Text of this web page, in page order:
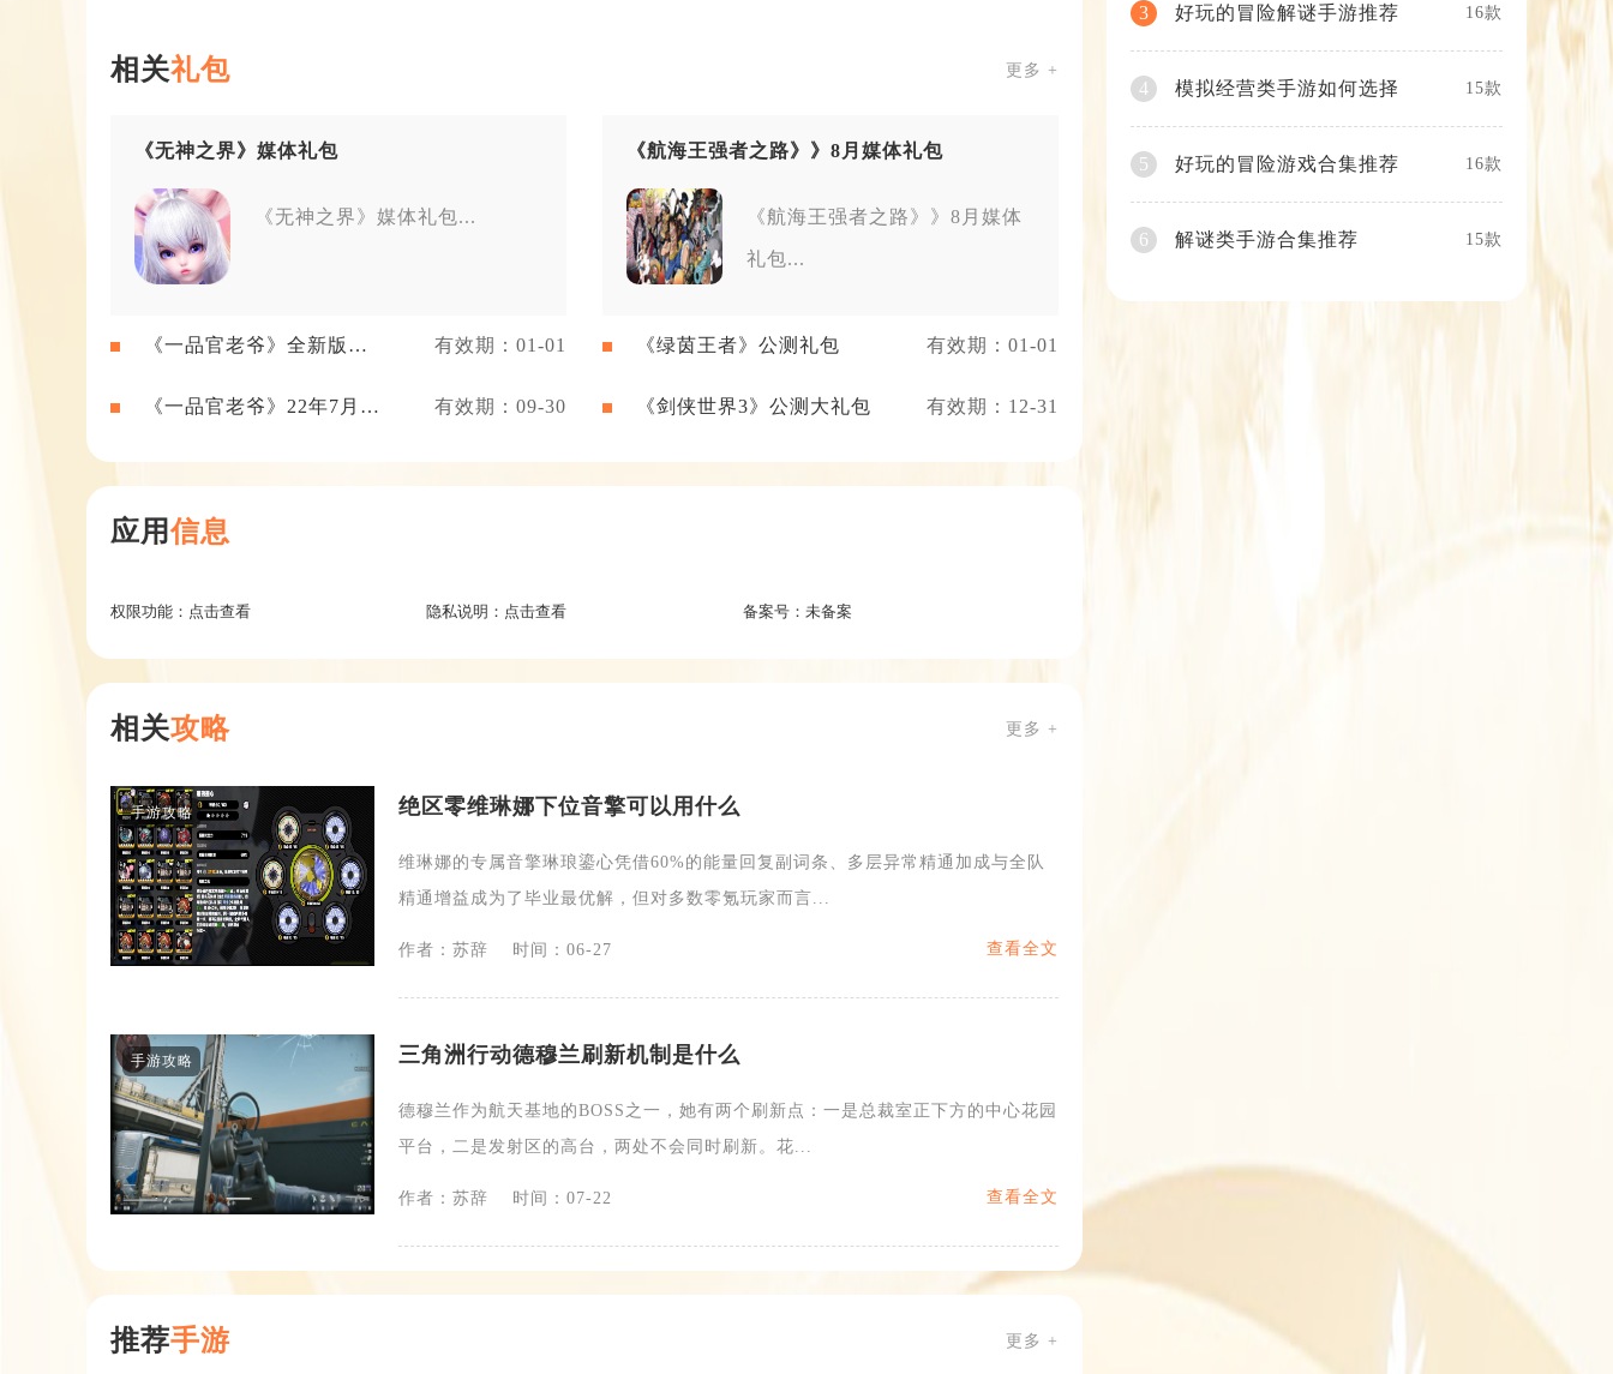
相关礼包 更多 +
《无神之界》媒体礼包
《无神之界》媒体礼包...
《航海王强者之路》》8月媒体礼包
《航海王强者之路》》8月媒体
礼包...
《一品官老爷》全新版本
有效期：01-01 《绿茵王者》公测礼包 有效期：01-01
《一品官老爷》22年7月新
有效期：09-30 《剑侠世界3》公测大礼包 有效期：12-31
应用信息
权限功能： 点击查看 隐私说明： 点击查看 备案号： 未备案
相关攻略 更多 +
手游攻略 绝区零维琳娜下位音擎可以用什么
维琳娜的专属音擎琳琅鎏心凭借60%的能量回复副词条、多层异常精通加成与全队
精通增益成为了毕业最优解，但对多数零氪玩家而言...
作者：苏辞 时间：06-27 查看全文
手游攻略 三角洲行动德穆兰刷新机制是什么
德穆兰作为航天基地的BOSS之一，她有两个刷新点：一是总裁室正下方的中心花园
平台，二是发射区的高台，两处不会同时刷新。花...
作者：苏辞 时间：07-22 查看全文
推荐手游 更多 +
3 好玩的冒险解谜手游推荐 16款
4 模拟经营类手游如何选择 15款
5 好玩的冒险游戏合集推荐 16款
6 解谜类手游合集推荐 15款